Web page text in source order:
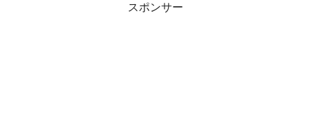
スポンサー